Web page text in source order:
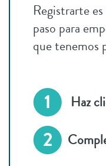
Registrarte
paso para
que tenemos
Haz